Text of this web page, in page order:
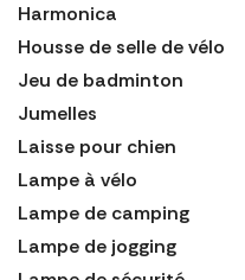
Harmonica
Housse de selle de vélo
Jeu de badminton
Jumelles
Laisse pour chien
Lampe à vélo
Lampe de camping
Lampe de jogging